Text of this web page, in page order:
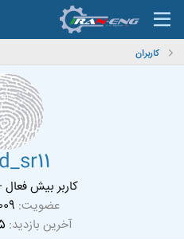
کاربران
کاربر بیش فعال ·
عضویت
آخرین بازدید